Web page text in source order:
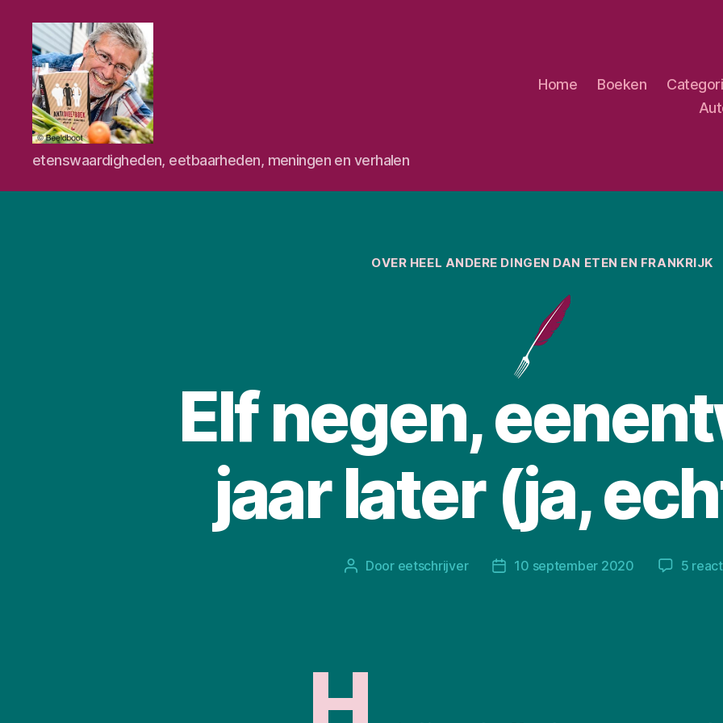
Eetschrijver
etenswaardigheden, eetbaarheden, meningen en verhalen
Home Boeken
Categorieën
OVER HEEL ANDERE DINGEN DAN ETEN EN FRANKRIJK
Elf negen,
jaar later (ja,
Berichtauteur
Door eetschrijver Berichtdatum
10 september 2020 5